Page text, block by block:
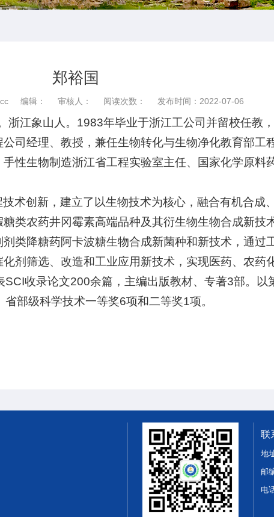
郑裕国
编辑： 审核人： 阅读次数： 发布时间：2022-07-06
浙江象山人。1983年毕业于浙江工公司并留校任教
司经理、教授，兼任生物转化与生物净化教育部工
性生物制造浙江省工程实验室主任、国家化学原料
术创新，建立了以生物技术为核心，融合有机合成
类农药井冈霉素高端品种及其衍生物生物合成新技
类降糖药阿卡波糖生物合成新菌种和新技术，通过
剂筛选、改造和工业应用新技术，实现医药、农药
收录论文200余篇，主编出版教材、专著3部。以
部级科学技术一等奖6项和二等奖1项。
联
地
邮
电